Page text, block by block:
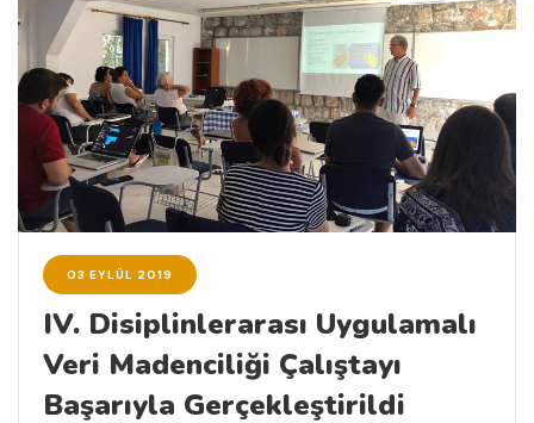
03 EYLÜL 2019
IV. Disiplinlerarası Uygulamalı
Veri Madenciliği Çalıştayı
Başarıyla Gerçekleştirildi